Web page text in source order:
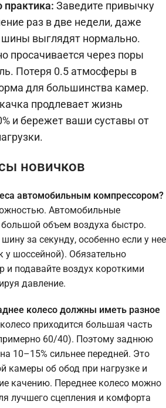
практика: Заведите привычку
раз в две недели, даже
шины выглядят нормально.
просачивается через поры
Потеря 0.5 атмосферы в
для большинства камер.
продлевает жизнь
и бережет ваши суставы от
новичков
автомобильным компрессором?
Автомобильные
объем воздуха быстро.
за секунду, особенно если у нее
у шоссейной). Обязательно
и подавайте воздух короткими
давление.
колесо должны иметь разное
приходится большая часть
60/40). Поэтому заднюю
10–15% сильнее передней. Это
камеры об обод при нагрузке и
качению. Переднее колесо можно
лучшего сцепления и комфорта